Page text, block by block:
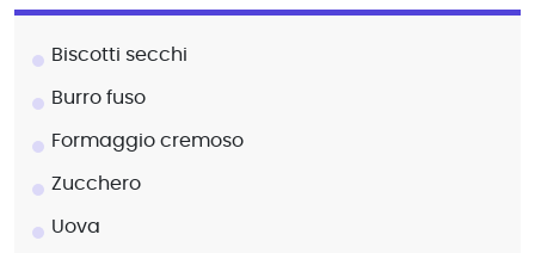
Biscotti secchi
Burro fuso
Formaggio cremoso
Zucchero
Uova